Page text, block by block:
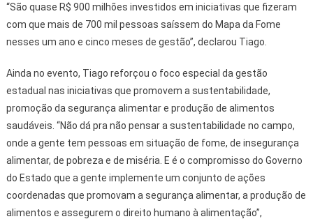
“São quase R$ 900 milhões investidos em iniciativas que fizeram
com que mais de 700 mil pessoas saíssem do Mapa da Fome
nesses um ano e cinco meses de gestão”, declarou Tiago.
Ainda no evento, Tiago reforçou o foco especial da gestão
estadual nas iniciativas que promovem a sustentabilidade,
promoção da segurança alimentar e produção de alimentos
saudáveis. “Não dá pra não pensar a sustentabilidade no campo,
onde a gente tem pessoas em situação de fome, de insegurança
alimentar, de pobreza e de miséria. E é o compromisso do Governo
do Estado que a gente implemente um conjunto de ações
coordenadas que promovam a segurança alimentar, a produção de
alimentos e assegurem o direito humano à alimentação”,